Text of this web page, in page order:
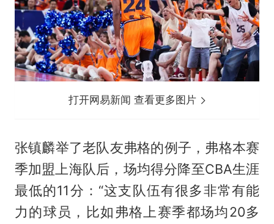
打开网易新闻 查看更多图片
张镇麟举了老队友弗格的例子，弗格本赛
季加盟上海队后，场均得分降至CBA生涯
最低的11分：“这支队伍有很多非常有能
力的球员，比如弗格上赛季都场均20多